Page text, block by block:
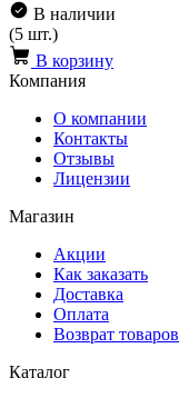
В наличии
(5 шт.)
В корзину
Компания
О компании
Контакты
Отзывы
Лицензии
Магазин
Акции
Как заказать
Доставка
Оплата
Возврат товаров
Каталог